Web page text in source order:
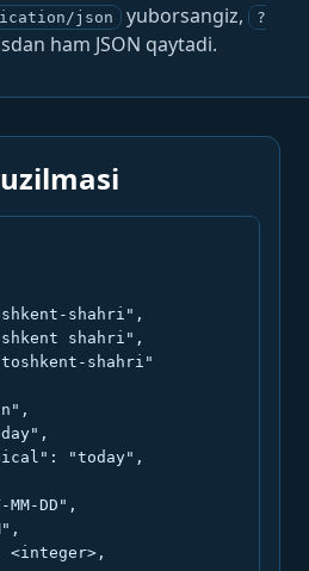
json yuborsangiz,
?
ham JSON qaytadi.
shahri",
shahri",
shahri"
"today",
MM-DD",
<integer>,